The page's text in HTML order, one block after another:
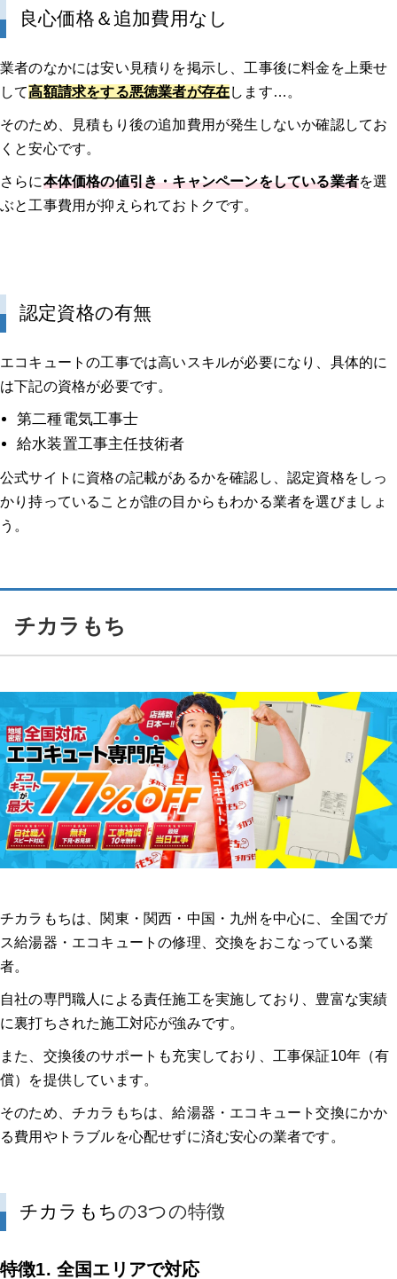
良心価格＆追加費用なし
業者のなかには安い見積りを掲示し、工事後に料金を上乗せ
して高額請求をする悪徳業者が存在します…。
そのため、見積もり後の追加費用が発生しないか確認してお
くと安心です。
さらに本体価格の値引き・キャンペーンをしている業者を選
ぶと工事費用が抑えられておトクです。
認定資格の有無
エコキュートの工事では高いスキルが必要になり、具体的に
は下記の資格が必要です。
第二種電気工事士
給水装置工事主任技術者
公式サイトに資格の記載があるかを確認し、認定資格をしっ
かり持っていることが誰の目からもわかる業者を選びましょ
う。
チカラもち
チカラもちは、関東・関西・中国・九州を中心に、全国でガ
ス給湯器・エコキュートの修理、交換をおこなっている業
者。
自社の専門職人による責任施工を実施しており、豊富な実績
に裏打ちされた施工対応が強みです。
また、交換後のサポートも充実しており、工事保証10年（有
償）を提供しています。
そのため、チカラもちは、給湯器・エコキュート交換にかか
る費用やトラブルを心配せずに済む安心の業者です。
チカラもちの3つの特徴
特徴1. 全国エリアで対応